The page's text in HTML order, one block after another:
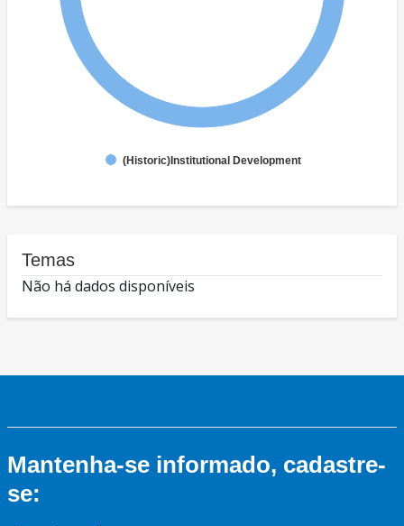
(Historic)Institutional Development
Temas
Não há dados disponíveis
Mantenha-se informado, cadastre-
se: